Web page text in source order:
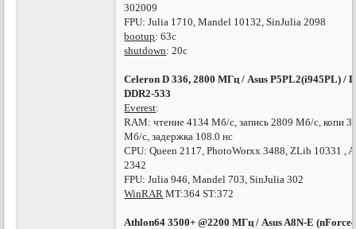
302009
FPU: Julia 1710, Mandel 10132, SinJulia 2098
bootup: 63c
shutdown: 20c
Celeron D 336, 2800 МГц / Asus P5PL2(i945PL) /
DDR2-533
Everest:
RAM: чтение 4134 Мб/с, запись 2809 Мб/с, копи
Мб/с, задержка 108.0 нс
CPU: Queen 2117, PhotoWorxx 3488, ZLib 10331 ,
2342
FPU: Julia 946, Mandel 703, SinJulia 302
WinRAR MT:364 ST:372
Athlon64 3500+ @2200 МГц / Asus A8N-E